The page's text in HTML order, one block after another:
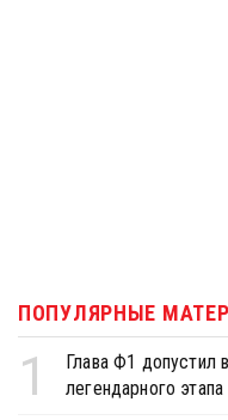
ПОПУЛЯРНЫЕ
1
Глава Ф1 допустил
легендарного